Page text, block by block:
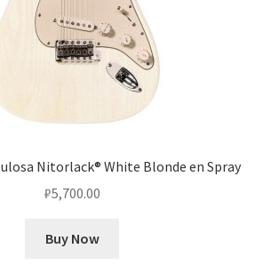
Nitorlack® White Blonde en Spray
₽5,700.00
Buy Now